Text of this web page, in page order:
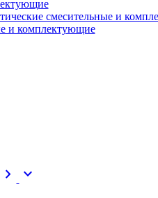
смесительные и
и комплектующие
chevron_right expand_more